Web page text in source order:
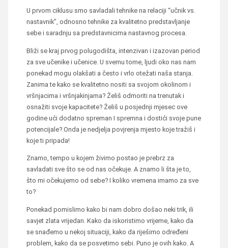
U prvom ciklusu smo savladali tehnike na relaciji “učnik vs.
nastavnik”, odnosno tehnike za kvalitetno predstavljanje
sebe i saradnju sa predstavnicima nastavnog procesa.
Bliži se kraj prvog polugodišta, intenzivan i izazovan period
za sve učenike i učenice. U svemu tome, ljudi oko nas nam
ponekad mogu olakšati a često i vrlo otežati naša stanja.
Zanima te kako se kvalitetno nositi sa svojom okolinom i
vršnjacima i vršnjakinjama? Želiš odmoriti na trenutak i
osnažiti svoje kapacitete? Želiš u posjednji mjesec ove
godine ući dodatno spreman I spremna i dostići svoje pune
potencijale? Onda je nedjelja povjrenja mjesto koje tražiš i
koje ti pripada!
Znamo, tempo u kojem živimo postao je prebrz za
savladati sve što se od nas očekuje. A znamo li šta je to,
što mi očekujemo od sebe? I koliko vremena imamo za sve
to?
Ponekad pomislimo kako bi nam dobro došao neki trik, ili
savjet zlata vrijedan. Kako da iskoristimo vrijeme, kako da
se snađemo u nekoj situaciji, kako da riješimo određeni
problem, kako da se posvetimo sebi. Puno je ovih kako. A